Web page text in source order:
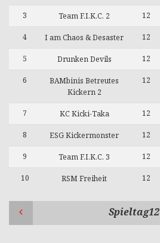
3 Team F.I.K.C. 2 12
4 I am Chaos & Desaster 12
5 Drunken Devils 12
6
BAMbinis Betreutes
Kickern 2
12
7 KC Kicki-Taka 12
8 ESG Kickermonster 12
9 Team F.I.K.C. 3 12
10 RSM Freiheit 12
Spieltag12